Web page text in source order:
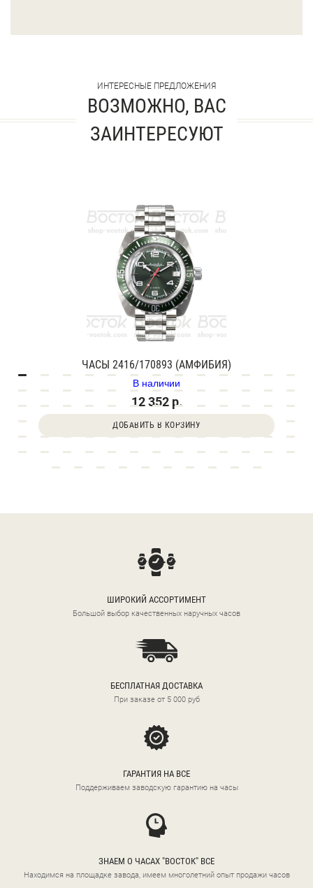
ИНТЕРЕСНЫЕ ПРЕДЛОЖЕНИЯ
ВОЗМОЖНО, ВАС
ЗАИНТЕРЕСУЮТ
ЧАСЫ 2416/170893 (АМФИБИЯ)
В наличии
12 352 р.
ДОБАВИТЬ В КОРЗИНУ
ШИРОКИЙ АССОРТИМЕНТ
Большой выбор качественных наручных часов
БЕСПЛАТНАЯ ДОСТАВКА
При заказе от 5 000 руб
ГАРАНТИЯ НА ВСЕ
Поддерживаем заводскую гарантию на часы
ЗНАЕМ О ЧАСАХ "ВОСТОК" ВСЕ
Находимся на площадке завода, имеем многолетний опыт продажи часов